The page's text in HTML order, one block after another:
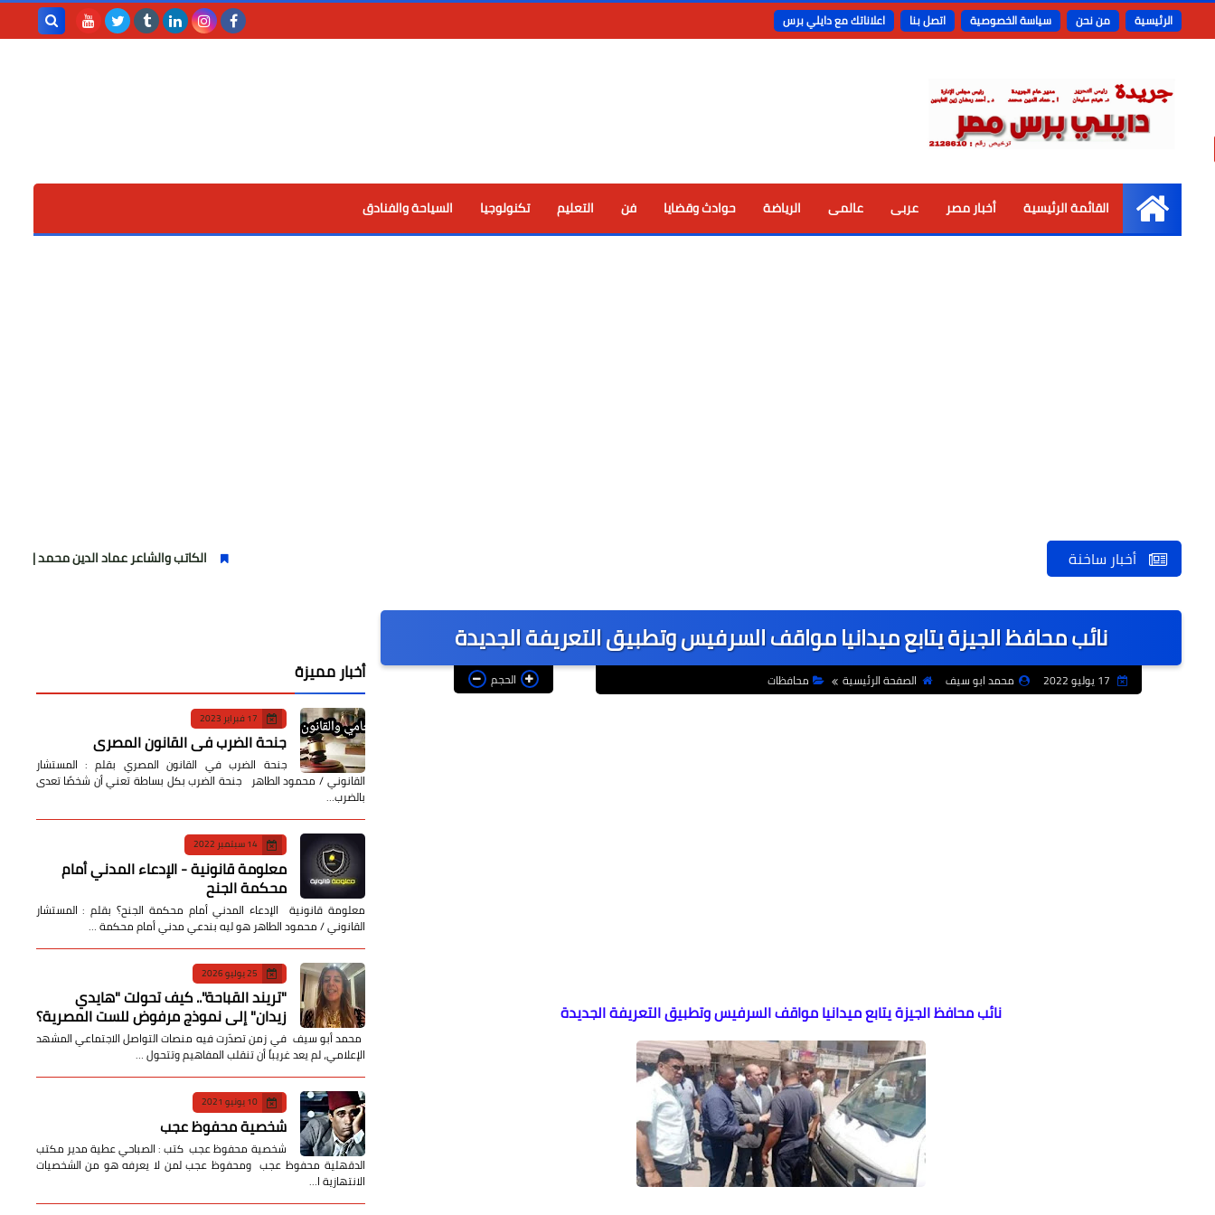
الرئيسية من نحن سياسة الخصوصية اتصل بنا اعلاناتك مع دايلي برس
الرئيسية
القائمة الرئيسية أخبار مصر عربى عالمى الرياضة حوادث وقضايا فن التعليم تكنولوجيا السياحة والفنادق
أخبار ساخنة الكاتب والشاعر عماد الدين محمد | يكتب يوميات
نائب محافظ الجيزة يتابع ميدانيا مواقف السرفيس وتطبيق التعريفة الجديدة
محمد ابو سيف الصفحة الرئيسية محافظات الحجم
نائب محافظ الجيزة يتابع ميدانيا مواقف السرفيس وتطبيق التعريفة الجديدة
أخبار مميزة
17 فبراير 2023
جنحة الضرب في القانون المصري
جنحة الضرب في القانون المصري بقلم : المستشار
القانوني / محمود الطاهر جنحة الضرب بكل بساطة تعني أن شخصًا تعدى
بالضرب…
14 سبتمبر 2022
معلومة قانونية - الإدعاء المدني أمام
محكمة الجنح
معلومة قانونية الإدعاء المدني أمام محكمة الجنح؟ بقلم : المستشار
القانوني / محمود الطاهر هو ليه بندعي مدني أمام محكمة …
25 يوليو 2026
​"تريند القباحة".. كيف تحولت "هايدي
زيدان" إلى نموذج مرفوض للست المصرية؟
​ محمد أبو سيف ​في زمن تصدّرت فيه منصات التواصل الاجتماعي المشهد
الإعلامي، لم يعد غريباً أن تنقلب المفاهيم وتتحول …
10 يونيو 2021
شخصية محفوظ عجب
شخصية محفوظ عجب كتب : الصباحي عطية مدير مكتب
الدقهلية محفوظ عجب ومحفوظ عجب لمن لا يعرفه هو من الشخصيات
الانتهازية ا…